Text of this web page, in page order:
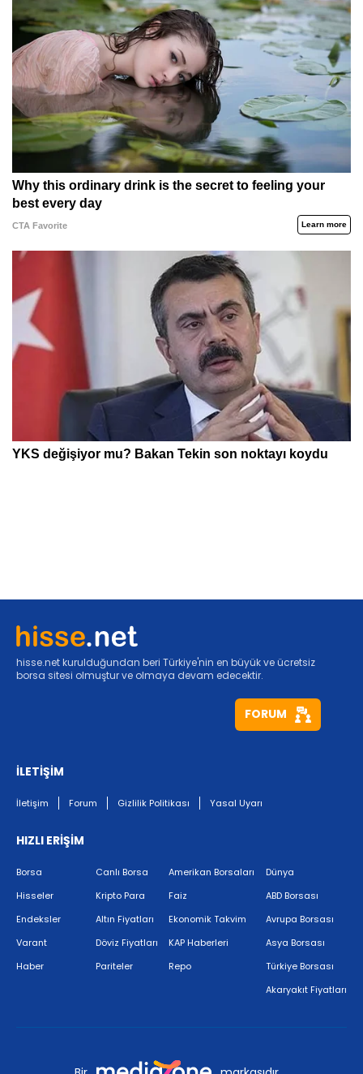
hisse.net kurulduğundan beri Türkiye'nin en büyük ve ücretsiz
borsa sitesi olmuştur ve olmaya devam edecektir.
FORUM
İLETİŞİM
İletişim Forum Gizlilik Politikası Yasal Uyarı
HIZLI ERİŞİM
Borsa
Hisseler
Endeksler
Varant
Haber
Canlı Borsa
Kripto Para
Altın Fiyatları
Döviz Fiyatları
Pariteler
Amerikan Borsaları
Faiz
Ekonomik Takvim
KAP Haberleri
Repo
Dünya
ABD Borsası
Avrupa Borsası
Asya Borsası
Türkiye Borsası
Akaryakıt Fiyatları